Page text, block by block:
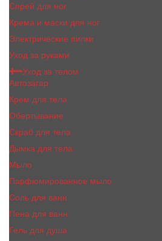
Спрей для ног
Крема и маски для ног
Электрические пилки
Уход за руками
Уход за телом
Автозагар
Крем для тела
Обертывание
Скраб для тела
Дымка для тела
Мыло
Парфюмированное мыло
Соль для ванн
Пена для ванн
Гель для душа